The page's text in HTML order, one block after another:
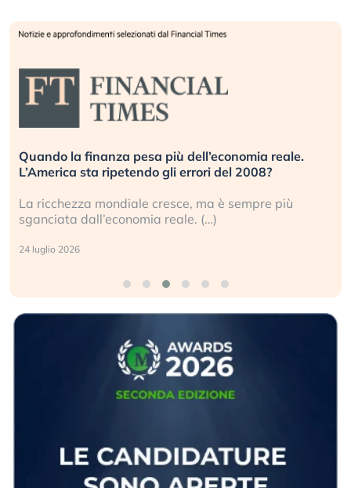
Quando la finanza pesa più dell’economia reale.
L’America sta ripetendo gli errori del 2008?
La ricchezza mondiale cresce, ma è sempre più
sganciata dall’economia reale. (…)
24 luglio 2026